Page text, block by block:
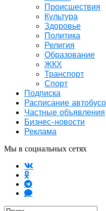
Происшествия
Культура
Здоровье
Политика
Религия
Образование
ЖКХ
Транспорт
Спорт
Подписка
Расписание
Частные объявления
Бизнес-новости
Реклама
Мы в социальных сетях